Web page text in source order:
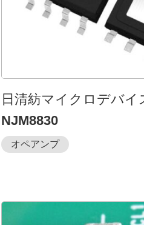
⽇清紡マイクロデバイ
NJM8830
オペアンプ